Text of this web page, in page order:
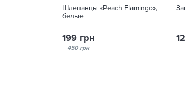
Шлепанцы «Peach Flamingo»,
белые
199 грн
450 грн